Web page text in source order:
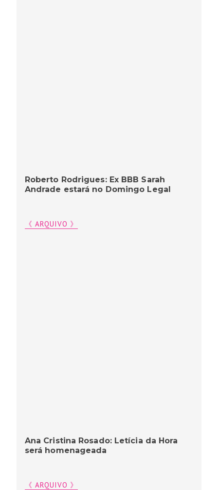
Roberto Rodrigues: Ex BBB Sarah
Andrade estará no Domingo Legal
《 ARQUIVO 》
Ana Cristina Rosado: Letícia da Hora
será homenageada
《 ARQUIVO 》